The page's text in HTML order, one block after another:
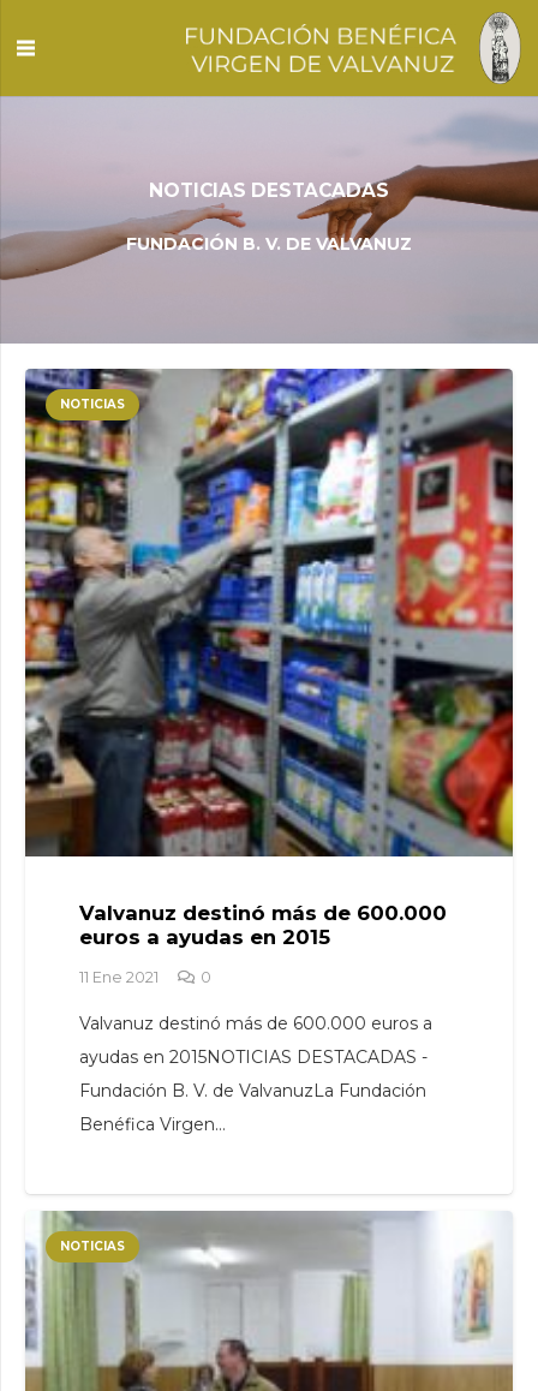
NOTICIAS DESTACADAS
FUNDACIÓN B. V. DE VALVANUZ
NOTICIAS
Valvanuz destinó más de 600.000
euros a ayudas en 2015
11 Ene 2021 0
Valvanuz destinó más de 600.000 euros a
ayudas en 2015NOTICIAS DESTACADAS -
Fundación B. V. de ValvanuzLa Fundación
Benéfica Virgen…
NOTICIAS